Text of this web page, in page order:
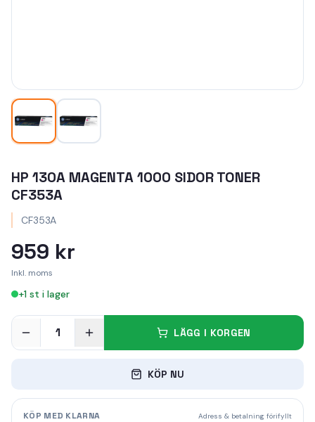
HP 130A MAGENTA 1000 SIDOR TONER
CF353A
CF353A
959 kr
Inkl. moms
+1 st i lager
1 LÄGG I KORGEN
KÖP NU
KÖP MED KLARNA Adress & betalning förifyllt